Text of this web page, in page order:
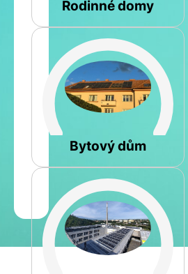
Rodinné domy
Bytový dům
Jiná
Spočítat
kalkulaci
Jméno
a
příjmení